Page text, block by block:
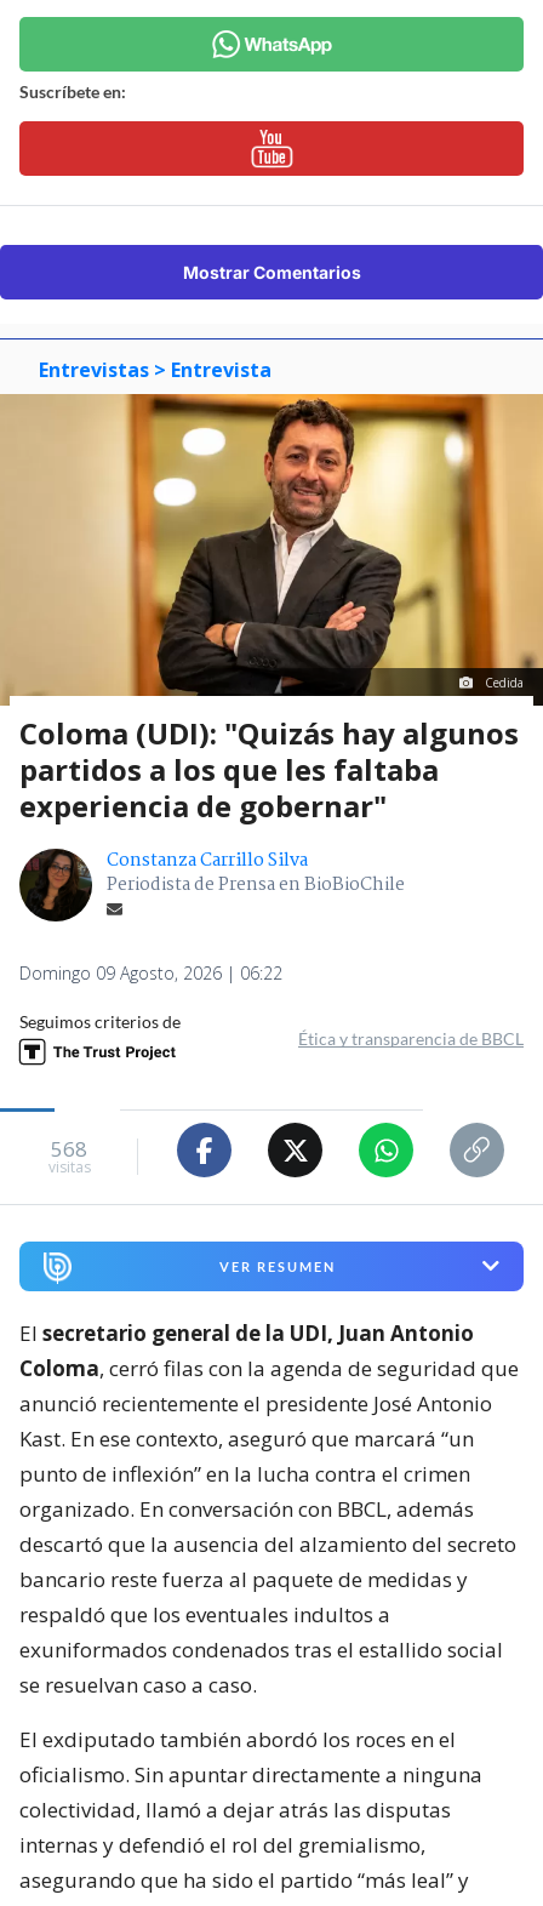
Suscríbete en:
Mostrar Comentarios
Entrevistas > Entrevista
Cedida
Coloma (UDI): "Quizás hay algunos
partidos a los que les faltaba
experiencia de gobernar"
Constanza Carrillo Silva
Periodista de Prensa en BioBioChile
Domingo 09 Agosto, 2026 | 06:22
Seguimos criterios de
Ética y transparencia de BBCL
568
visitas
VER RESUMEN
El secretario general de la UDI, Juan Antonio
Coloma, cerró filas con la agenda de seguridad que
anunció recientemente el presidente José Antonio
Kast. En ese contexto, aseguró que marcará “un
punto de inflexión” en la lucha contra el crimen
organizado. En conversación con BBCL, además
descartó que la ausencia del alzamiento del secreto
bancario reste fuerza al paquete de medidas y
respaldó que los eventuales indultos a
exuniformados condenados tras el estallido social
se resuelvan caso a caso.
El exdiputado también abordó los roces en el
oficialismo. Sin apuntar directamente a ninguna
colectividad, llamó a dejar atrás las disputas
internas y defendió el rol del gremialismo,
asegurando que ha sido el partido “más leal” y